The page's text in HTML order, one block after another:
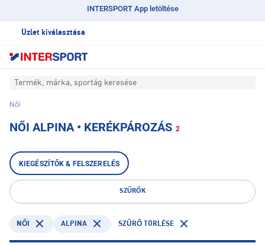
INTERSPORT App letöltése
Üzlet kiválasztása
Termék, márka, sportág keresése
Női
NŐI ALPINA • KERÉKPÁROZÁS 2
KIEGÉSZÍTŐK & FELSZERELÉS
SZŰRŐK
NŐI ALPINA SZŰRŐ TÖRLÉSE